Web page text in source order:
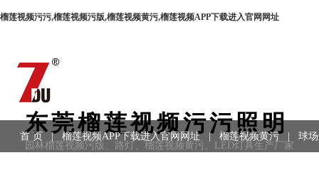
榴莲视频污污,榴莲视频污版,榴莲视频黄污,榴莲视频APP下载进入官网网址
东莞榴莲视频污污照明
园林榴莲视频污版、路灯、榴莲视频黄污、LED灯具生产厂家
首 页 | 榴莲视频APP下载进入官网网址 | 榴莲视频黄污 球